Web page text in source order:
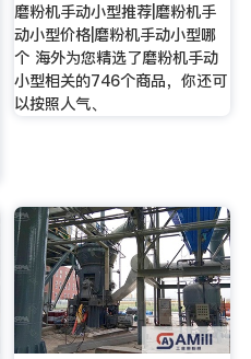
磨粉机手动小型推荐|磨粉机手
动小型价格|磨粉机手动小型哪
个 海外为您精选了磨粉机手动
小型相关的746个商品，你还可
以按照人气、